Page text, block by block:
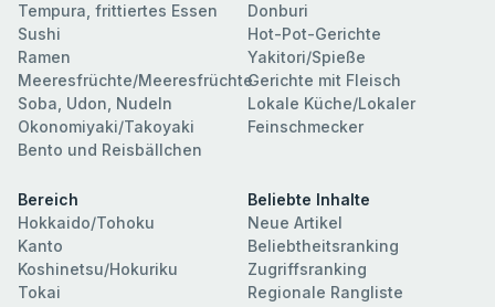
Tempura, frittiertes Essen
Sushi
Ramen
Meeresfrüchte/Meeresfrüchte
Soba, Udon, Nudeln
Okonomiyaki/Takoyaki
Bento und Reisbällchen
Donburi
Hot-Pot-Gerichte
Yakitori/Spieße
Gerichte mit Fleisch
Lokale Küche/Lokaler
Feinschmecker
Bereich
Hokkaido/Tohoku
Kanto
Koshinetsu/Hokuriku
Tokai
Beliebte Inhalte
Neue Artikel
Beliebtheitsranking
Zugriffsranking
Regionale Rangliste